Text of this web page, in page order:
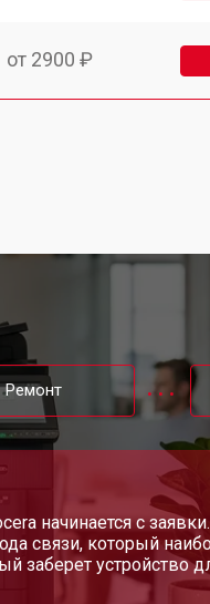
от 2900 ₽
от 2500 ₽
от 2800 ₽
от 2700 ₽
Ремонт
начинается с
связи, который
заберет устройство